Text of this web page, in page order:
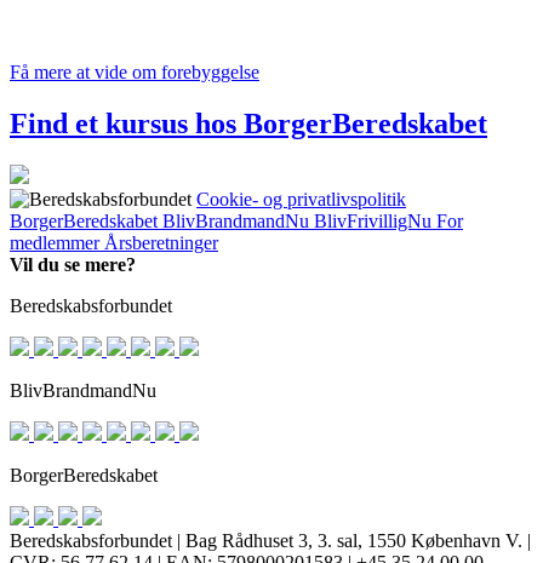
Få mere at vide om forebyggelse
Find et kursus hos BorgerBeredskabet
Cookie- og privatlivspolitik
BorgerBeredskabet BlivBrandmandNu BlivFrivilligNu For
medlemmer Årsberetninger
Vil du se mere?
Beredskabsforbundet
BlivBrandmandNu
BorgerBeredskabet
Beredskabsforbundet | Bag Rådhuset 3, 3. sal, 1550 København V. |